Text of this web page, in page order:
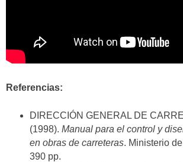
Referencias:
DIRECCIÓN GENERAL DE
(1998). Manual para el control y
en obras de carreteras. Ministerio
390 pp.